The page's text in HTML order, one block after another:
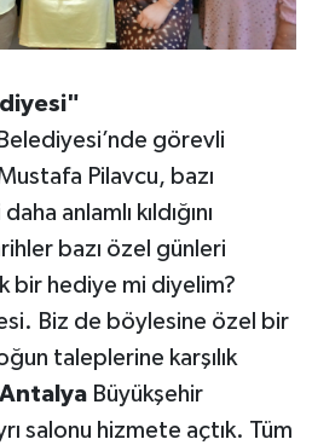
görevli
Pilavcu, bazı
anlamlı kıldığını
bazı özel günleri
bir hediye mi diyelim?
Biz de böylesine özel bir
taleplerine karşılık
AntalyaBüyükşehir
salonu hizmete açtık. Tüm